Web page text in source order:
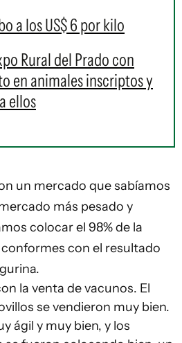
a los US$ 6 por kilo
Rural del Prado con
en animales inscriptos y
ellos
un mercado que sabíamos
más pesado y
colocar el 98% de la
con el resultado
la venta de vacunos. El
se vendieron muy bien.
ágil y muy bien, y los